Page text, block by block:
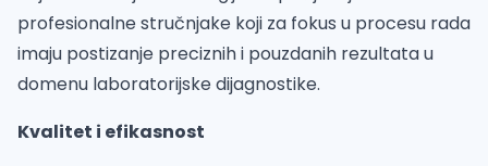
profesionalne stručnjake koji za fokus u procesu rada
imaju postizanje preciznih i pouzdanih rezultata u
domenu laboratorijske dijagnostike.
Kvalitet i efikasnost